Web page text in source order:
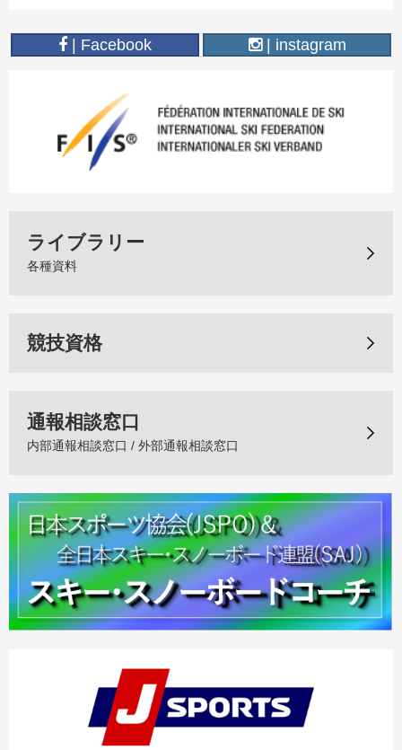
| Facebook | instagram
ライブラリー
各種資料
競技資格
通報相談窓口
内部通報相談窓口 / 外部通報相談窓口